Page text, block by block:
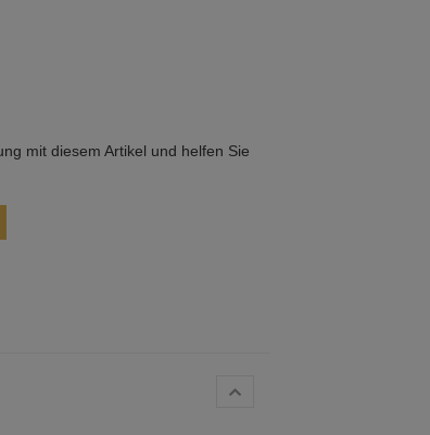
mit diesem Artikel und helfen Sie